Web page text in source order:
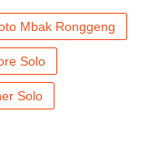
Mbak Ronggeng
Solo
Solo